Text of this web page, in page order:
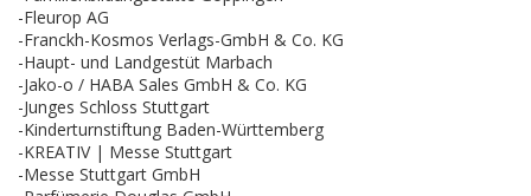
-Fleurop AG
-Franckh-Kosmos Verlags-GmbH & Co. KG
-Haupt- und Landgestüt Marbach
-Jako-o / HABA Sales GmbH & Co. KG
-Junges Schloss Stuttgart
-Kinderturnstiftung Baden-Württemberg
-KREATIV | Messe Stuttgart
-Messe Stuttgart GmbH